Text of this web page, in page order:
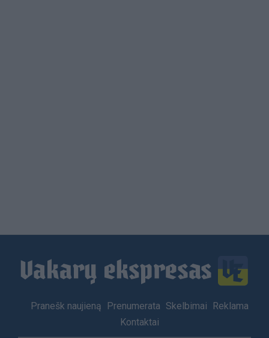
Footer
Pranešk naujieną Prenumerata Skelbimai
Reklama
Kontaktai